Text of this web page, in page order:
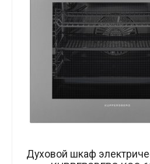
Духовой шкаф